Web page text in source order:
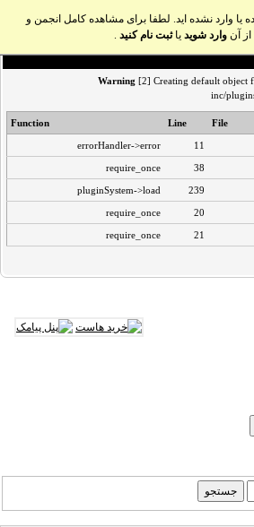
یا وارد نشده اید. لطفا برای مشاهده کامل انجمن و
از آن وارد شوید یاثبت نام کنید .
Warning [2] Creating default object
inc/
File
Line
Function
11
errorHandler->error
38
require_once
239
pluginSystem->load
20
require_once
21
require_once